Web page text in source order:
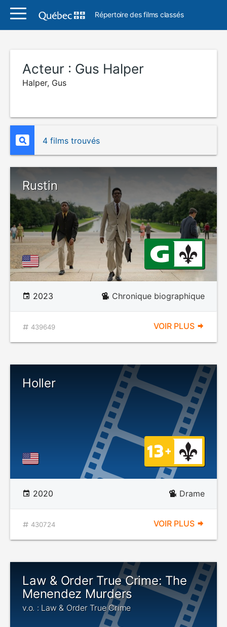
Répertoire des films classés
Acteur : Gus Halper
Halper, Gus
4 films trouvés
Rustin
2023 Chronique biographique
439649 VOIR PLUS
Holler
2020 Drame
430724 VOIR PLUS
Law & Order True Crime: The
Menendez Murders
v.o. : Law & Order True Crime